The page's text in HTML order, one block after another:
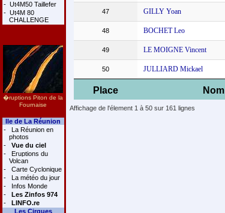
- Ut4M50 Taillefer
- Ut4M 80
CHALLENGE
�ruptions Piton de la
Fournaise
Ile de La Réunion
-
La Réunion en
photos
-
Vue du ciel
-
Eruptions du
Volcan
-
Carte Cyclonique
-
La météo du jour
-
Infos Monde
-
Les Zinfos 974
-
LINFO.re
Les Cirques
Place Nom
47 GILLY Yoan
48 BOCHET Leo
49 LE MOIGNE Vincent
50 JULLIARD Mickael
Affichage de l'élement 1 à 50 sur 161 lignes